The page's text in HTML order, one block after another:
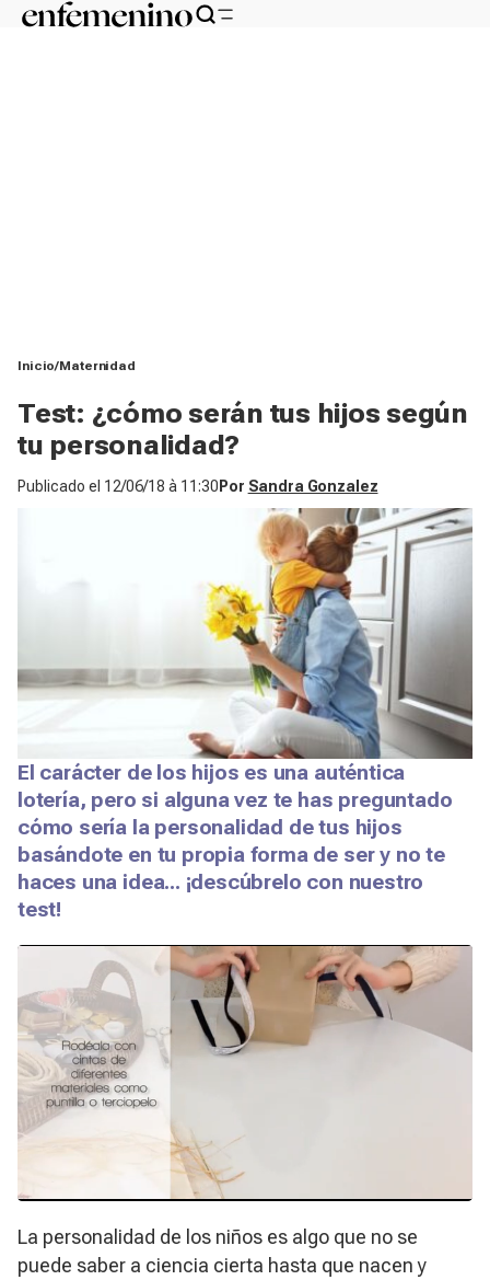
Inicio Maternidad
Test: ¿cómo serán tus hijos según
tu personalidad?​
Publicado el 12/06/18 à 11:30 Por Sandra Gonzalez
El carácter de los hijos es una auténtica
lotería, pero si alguna vez te has preguntado
cómo sería la personalidad de tus hijos
basándote en tu propia forma de ser y no te
haces una idea... ¡descúbrelo con nuestro
test!
La personalidad de los niños es algo que no se
puede saber a ciencia cierta hasta que nacen y